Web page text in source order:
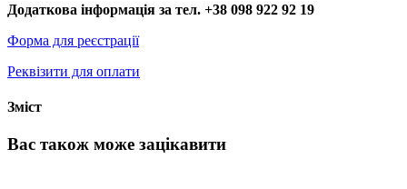
Додаткова інформація за тел. +38 098 922 92 19
Форма для реєстрації
Реквізити для оплати
Зміст
Вас також може зацікавити